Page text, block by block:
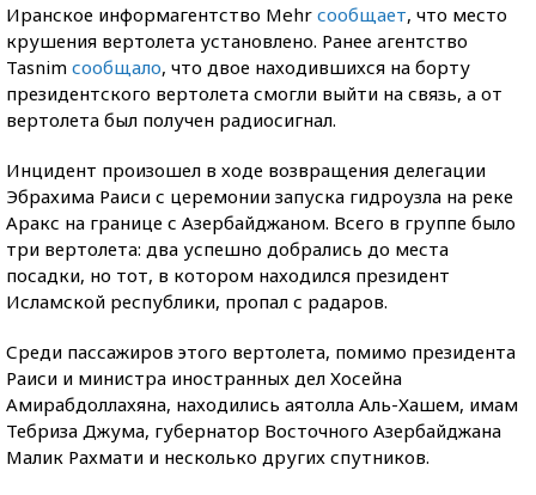
Иранское информагентство Mehr сообщает, что место
крушения вертолета установлено. Ранее агентство
Tasnim сообщало, что двое находившихся на борту
президентского вертолета смогли выйти на связь, а от
вертолета был получен радиосигнал.
Инцидент произошел в ходе возвращения делегации
Эбрахима Раиси с церемонии запуска гидроузла на реке
Аракс на границе с Азербайджаном. Всего в группе было
три вертолета: два успешно добрались до места
посадки, но тот, в котором находился президент
Исламской республики, пропал с радаров.
Среди пассажиров этого вертолета, помимо президента
Раиси и министра иностранных дел Хосейна
Амирабдоллахяна, находились аятолла Аль-Хашем, имам
Тебриза Джума, губернатор Восточного Азербайджана
Малик Рахмати и несколько других спутников.